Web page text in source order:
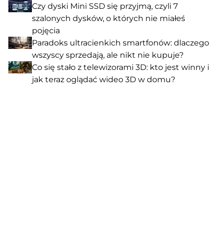
Czy dyski Mini SSD się przyjmą, czyli 7
szalonych dysków, o których nie miałeś
pojęcia
Paradoks ultracienkich smartfonów: dlaczego
wszyscy sprzedają, ale nikt nie kupuje?
Co się stało z telewizorami 3D: kto jest winny i
jak teraz oglądać wideo 3D w domu?